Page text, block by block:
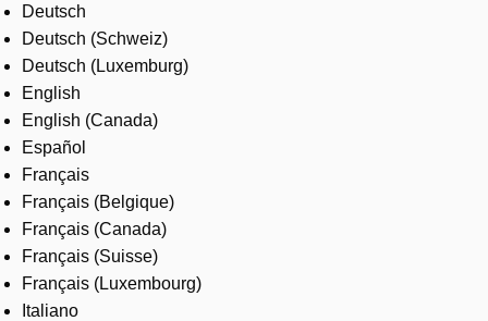
About us
Where to buy
Contact us
Careers
Deutsch
Deutsch (Schweiz)
Deutsch (Luxemburg)
English
English (Canada)
Español
Français
Français (Belgique)
Français (Canada)
Français (Suisse)
Français (Luxembourg)
Italiano